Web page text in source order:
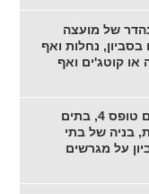
של מועצה
נחלות ואף
או קוטג'ים ואף
מגרשים בסביון, היטלים, תשלומים וגם טופס 4, בתים
בניה של בתי
על מגרשים